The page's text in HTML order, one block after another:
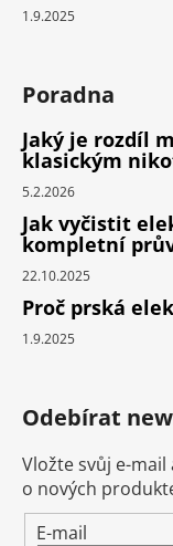
1.9.2025
Poradna
Jaký je rozdíl
klasickým
5.2.2026
Jak vyčistit
kompletní
22.10.2025
Proč prská
1.9.2025
Odebírat
Vložte svůj e-
o nových
E-mail